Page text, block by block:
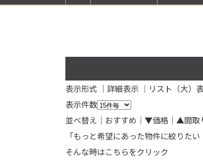
表示形式 ｜ 詳細表示 ｜リスト（大）
表示件数
並べ替え ｜おすすめ ｜ ▼価格 ｜ ▲間取
「もっと希望にあった物件に絞りた
そんな時はこちらをクリック